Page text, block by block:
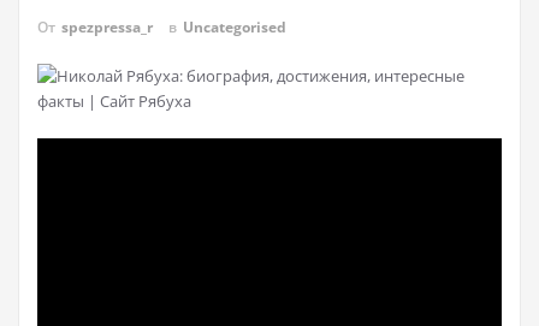
От spezpressa_r в Uncategorised